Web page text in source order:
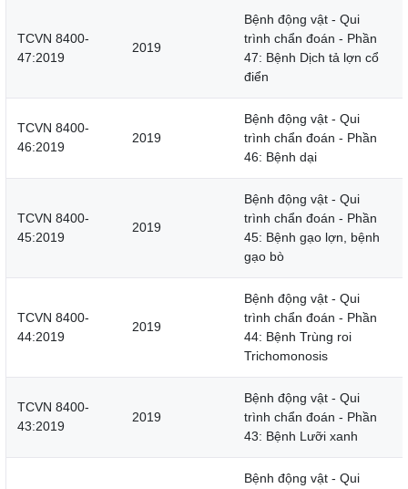
TCVN 8400-
47:2019
2019
Bệnh động vật - Qui
trình chẩn đoán - Phần
47: Bệnh Dịch tả lợn cổ
điển
TCVN 8400-
46:2019
2019
Bệnh động vật - Qui
trình chẩn đoán - Phần
46: Bệnh dại
TCVN 8400-
45:2019
2019
Bệnh động vật - Qui
trình chẩn đoán - Phần
45: Bệnh gạo lợn, bệnh
gạo bò
TCVN 8400-
44:2019
2019
Bệnh động vật - Qui
trình chẩn đoán - Phần
44: Bệnh Trùng roi
Trichomonosis
TCVN 8400-
43:2019
2019
Bệnh động vật - Qui
trình chẩn đoán - Phần
43: Bệnh Lưỡi xanh
Bệnh động vật - Qui